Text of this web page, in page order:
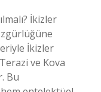
İkizler
İkizler
ve Kova
Bu